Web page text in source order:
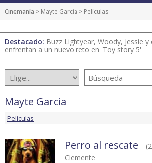
Cinemanía > Mayte Garcia > Películas
Destacado: Buzz Lightyear, Woody, Jessie y
enfrentan a un nuevo reto en 'Toy story 5'
Mayte Garcia
Películas
Perro al rescate
Clemente